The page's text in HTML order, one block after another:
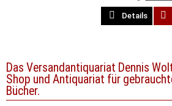
Details
Das Versandantiquariat Dennis
Shop und Antiquariat für
Bücher.